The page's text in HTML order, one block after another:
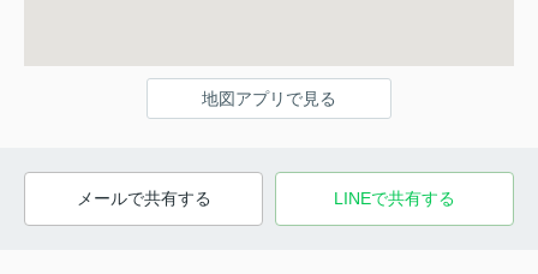
地図アプリで見る
メールで共有する LINEで共有する